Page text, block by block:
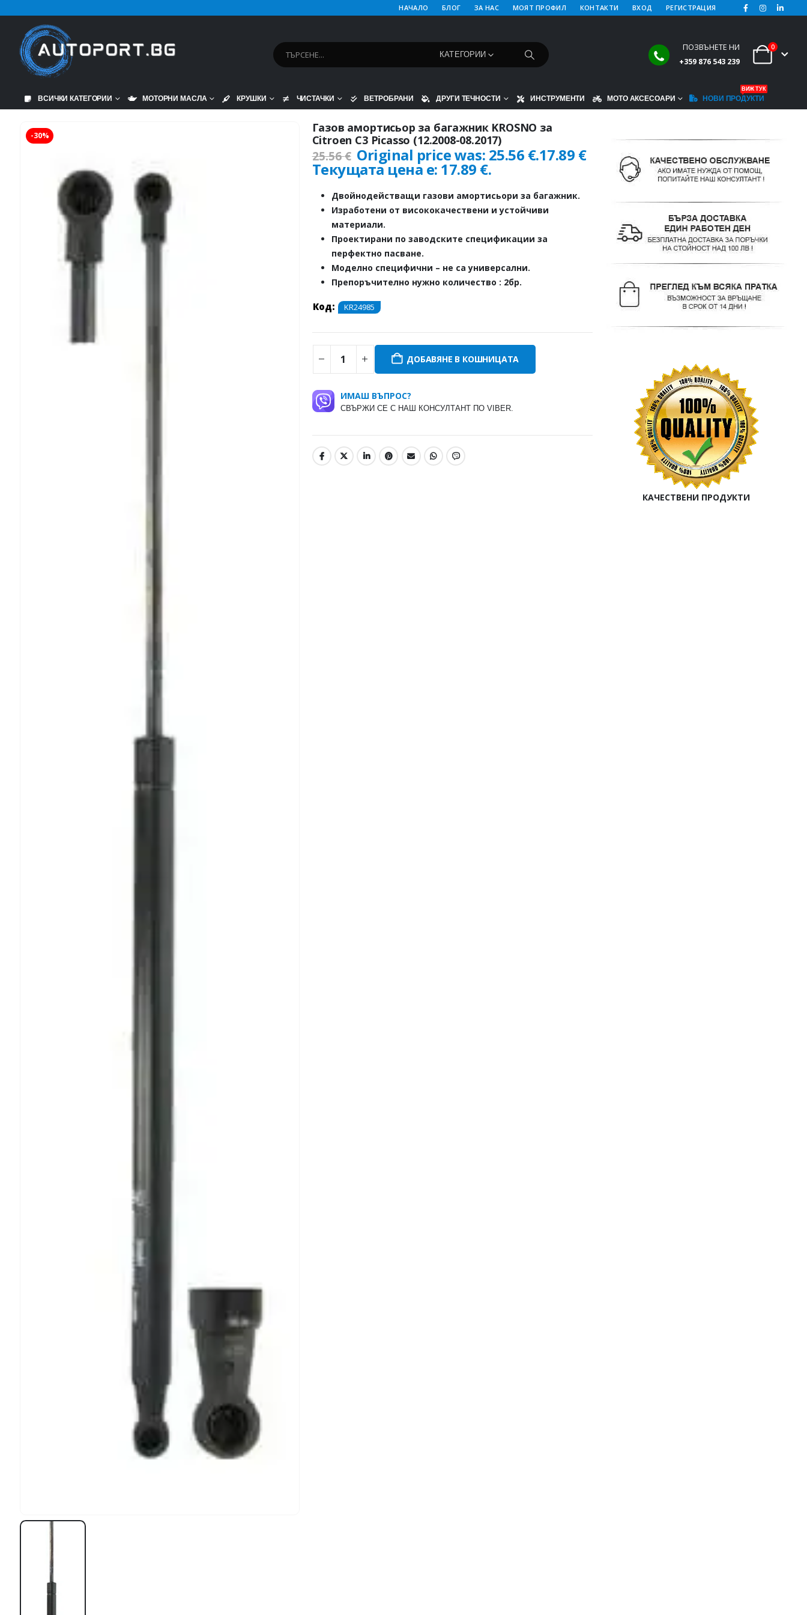
НАЧАЛО БЛОГ ЗА НАС МОЯТ ПРОФИЛ КОНТАКТИ ВХОД РЕГИСТРАЦИЯ
КАТЕГОРИИ
ПОЗВЪНЕТЕ НИ
+359 876 543 239
0
ВСИЧКИ КАТЕГОРИИ МОТОРНИ МАСЛА КРУШКИ ЧИСТАЧКИ ВЕТРОБРАНИ ДРУГИ ТЕЧНОСТИ ИНСТРУМЕНТИ МОТО АКСЕСОАРИ НОВИ ПРОДУКТИ
ВИЖ ТУК
-30%
Газов амортисьор за багажник KROSNO за
Citroen C3 Picasso (12.2008-08.2017)
25.56€ Original price was: 25.56 €.17.89 €
Текущата цена е: 17.89 €.
Двойнодействащи газови амортисьори за багажник.
Изработени от висококачествени и устойчиви
материали.
Проектирани по заводските спецификации за
перфектно пасване.
Моделно специфични – не са универсални.
Препоръчително нужно количество : 2бр.
Код: KR24985
ДОБАВЯНЕ В КОШНИЦАТА
ИМАШ ВЪПРОС?
СВЪРЖИ СЕ С НАШ КОНСУЛТАНТ ПО VIBER.
КАЧЕСТВЕНИ ПРОДУКТИ